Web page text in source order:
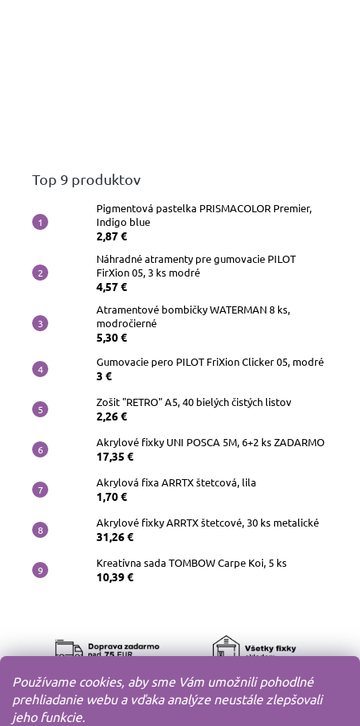
Používame cookies, aby sme Vám umožnili pohodlné
prehliadanie webu a vďaka analýze neustále zlepšovali
jeho funkcie.
Top 9 produktov
Pigmentová pastelka PRISMACOLOR Premier,
Indigo blue
2,87 €
Náhradné atramenty pre gumovacie PILOT
FirXion 05, 3 ks modré
4,57 €
Atramentové bombičky WATERMAN 8 ks,
modročierné
5,30 €
Gumovacie pero PILOT FriXion Clicker 05, modré
3 €
Zošit "RETRO" A5, 40 bielých čistých listov
2,26 €
Akrylové fixky UNI POSCA 5M, 6+2 ks ZADARMO
17,35 €
Akrylová fixa ARRTX štetcová, lila
1,70 €
Akrylové fixky ARRTX štetcové, 30 ks metalické
31,26 €
Kreatívna sada TOMBOW Carpe Koi, 5 ks
10,39 €